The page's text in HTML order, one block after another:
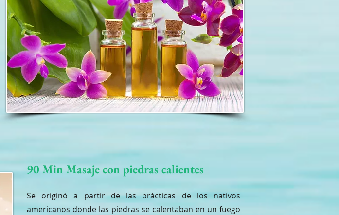
90 Min Masaje con piedras calientes
Se originó a partir de las prácticas de los nativos
americanos donde las piedras se calentaban en un fuego